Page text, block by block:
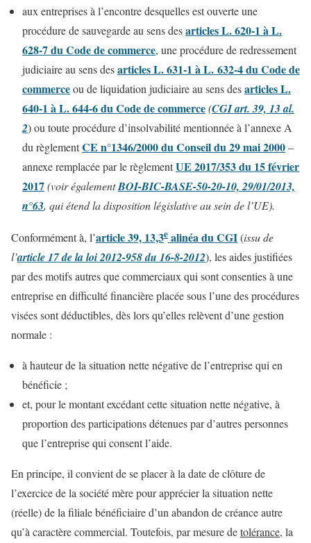
aux entreprises à l’encontre desquelles est ouverte une
procédure de sauvegarde au sens desarticles L. 620-1 à L.
628-7 du Code de commerce, une procédure de redressement
judiciaire au sens desarticles L. 631-1 à L. 632-4 du Code de
commerceou de liquidation judiciaire au sens desarticles L.
640-1 à L. 644-6 du Code de commerce(CGI art. 39, 13 al.
2) ou toute procédure d’insolvabilité mentionnée à l’annexe A
du règlementCE n°1346/2000 du Conseil du 29 mai 2000–
annexe remplacée par le règlementUE 2017/353 du 15 février
2017(voir égalementBOI-BIC-BASE-50-20-10, 29/01/2013,
n°63, qui étend la disposition législative au sein de l’UE).
Conformément à, l’article 39, 13,3e alinéa du CGI(issu de
l’article 17 de la loi 2012-958 du 16-8-2012), les aides justifiées
par des motifs autres que commerciaux qui sont consenties à une
entreprise en difficulté financière placée sous l’une des procédures
visées sont déductibles, dès lors qu’elles relèvent d’une gestion
normale :
à hauteur de la situation nette négative de l’entreprise qui en
bénéficie ;
et, pour le montant excédant cette situation nette négative, à
proportion des participations détenues par d’autres personnes
que l’entreprise qui consent l’aide.
En principe, il convient de se placer à la date de clôture de
l’exercice de la société mère pour apprécier la situation nette
(réelle) de la filiale bénéficiaire d’un abandon de créance autre
qu’à caractère commercial. Toutefois, par mesure detolérance, la